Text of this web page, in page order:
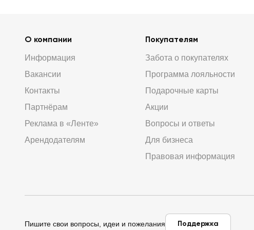
О компании
Информация
Вакансии
Контакты
Партнёрам
Реклама в «Ленте»
Арендодателям
Покупателям
Забота о покупателях
Программа лояльности
Подарочные карты
Акции
Вопросы и ответы
Для бизнеса
Правовая информация
Пишите свои вопросы, идеи и пожелания Поддержка